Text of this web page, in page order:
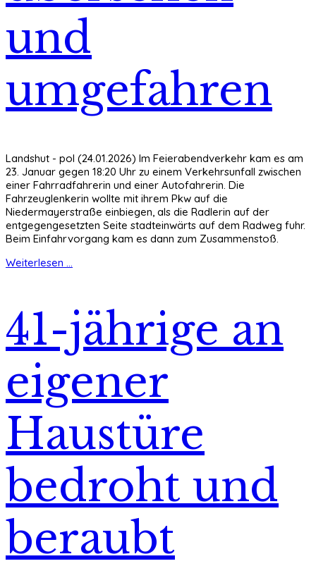
und
umgefahren
Landshut - pol (24.01.2026) Im Feierabendverkehr kam es am
23. Januar gegen 18:20 Uhr zu einem Verkehrsunfall zwischen
einer Fahrradfahrerin und einer Autofahrerin. Die
Fahrzeuglenkerin wollte mit ihrem Pkw auf die
Niedermayerstraße einbiegen, als die Radlerin auf der
entgegengesetzten Seite stadteinwärts auf dem Radweg fuhr.
Beim Einfahrvorgang kam es dann zum Zusammenstoß.
Weiterlesen ...
41-jährige an
eigener
Haustüre
bedroht und
beraubt